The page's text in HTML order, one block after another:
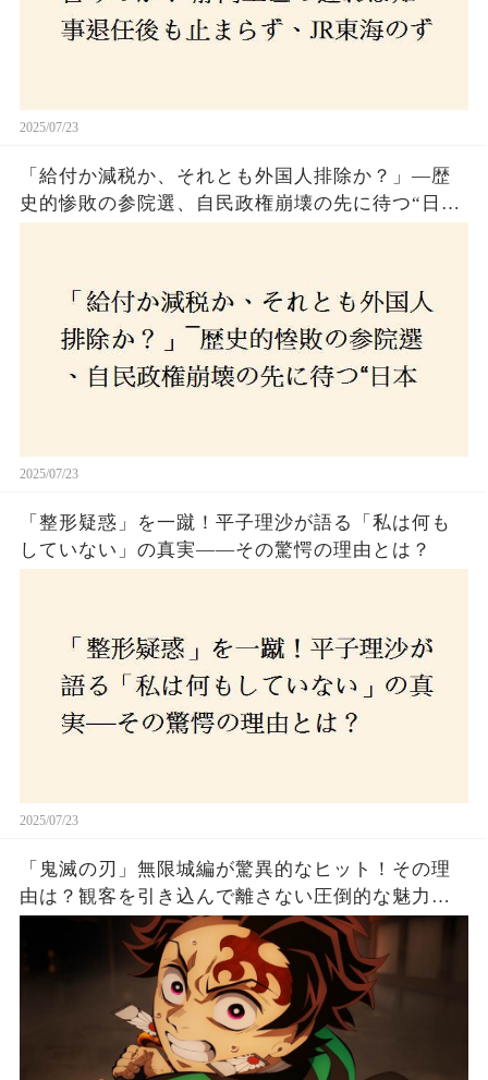
2025/07/23
「給付か減税か、それとも外国人排除か？」―歴
史的惨敗の参院選、自民政権崩壊の先に待つ“日本
2025/07/23
「整形疑惑」を一蹴！平子理沙が語る「私は何も
していない」の真実——その驚愕の理由とは？
2025/07/23
「鬼滅の刃」無限城編が驚異的なヒット！その理
由は？観客を引き込んで離さない圧倒的な魅力と